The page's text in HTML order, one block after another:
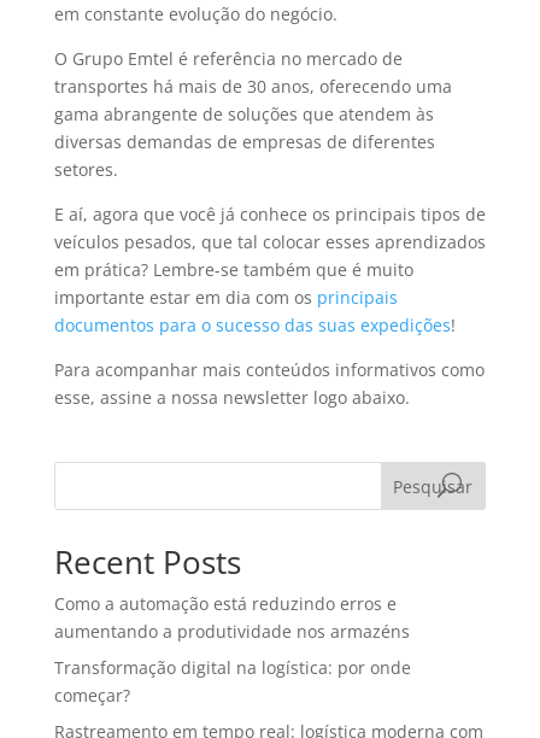
em constante evolução do negócio.
O Grupo Emtel é referência no mercado de
transportes há mais de 30 anos, oferecendo uma
gama abrangente de soluções que atendem às
diversas demandas de empresas de diferentes
setores.
E aí, agora que você já conhece os principais tipos de
veículos pesados, que tal colocar esses aprendizados
em prática? Lembre-se também que é muito
importante estar em dia com os principais
documentos para o sucesso das suas expedições!
Para acompanhar mais conteúdos informativos como
esse, assine a nossa newsletter logo abaixo.
Pesquisar
Recent Posts
Como a automação está reduzindo erros e
aumentando a produtividade nos armazéns
Transformação digital na logística: por onde
começar?
Rastreamento em tempo real: logística moderna com